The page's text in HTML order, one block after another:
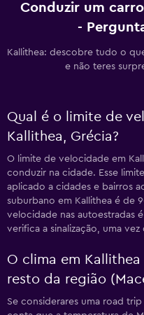
Conduzir um
-
Kallithea: descobre tudo o
e não teres
Qual é o limite de
Kallithea, Grécia?
O limite de velocidade em
conduzir na cidade. Esse
aplicado a cidades e bairros
suburbano em Kallithea é de
velocidade nas autoestradas
verifica a sinalização, uma
O clima em
resto da região
Se considerares uma road